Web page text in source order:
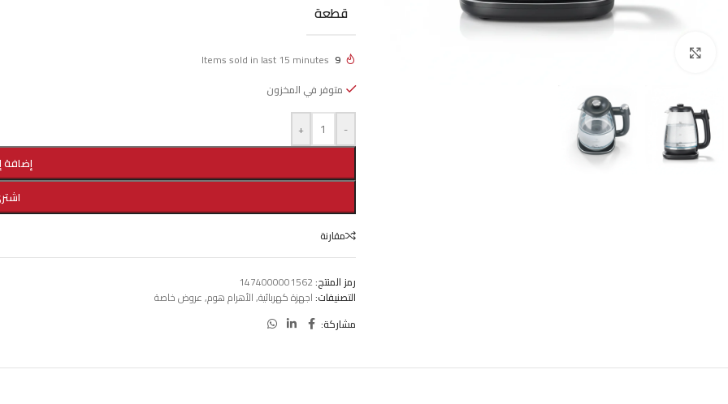
قطعة
9
Items sold in last 15 minutes
متوفر في المخزون
-
+
إضافة
مقارنة
رمز المنتج:1474000001562
التصنيفات:اجهزة كهربائية,الأهرام هوم,عروض خاصة
مشاركة: